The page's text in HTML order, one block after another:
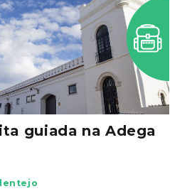
guiada na Adega